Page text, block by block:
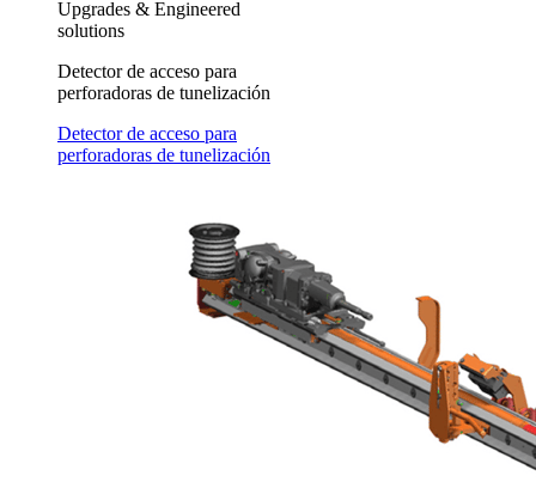
Upgrades & Engineered
solutions
Detector de acceso para
perforadoras de tunelización
Detector de acceso para
perforadoras de tunelización